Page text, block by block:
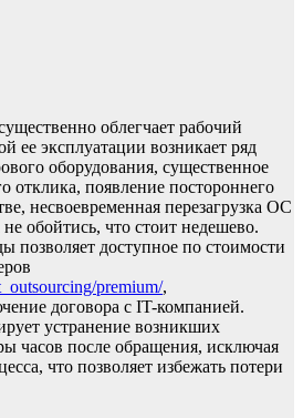
облегчает рабочий
ее эксплуатации возникает ряд
оборудования, существенное
отклика, появление постороннего
несвоевременная перезагрузка ОС
обойтись, что стоит недешево.
позволяет доступное по стоимости
premium/,
договора с IT-компанией.
устранение возникших
часов после обращения, исключая
что позволяет избежать потери